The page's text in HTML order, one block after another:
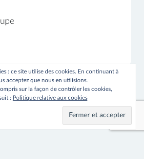
: ce site utilise des cookies. En continuant à
acceptez que nous en utilisions.
sur la façon de contrôler les cookies,
: Politique relative aux cookies